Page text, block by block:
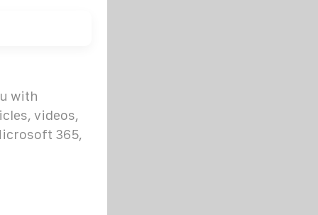
with
videos,
365,